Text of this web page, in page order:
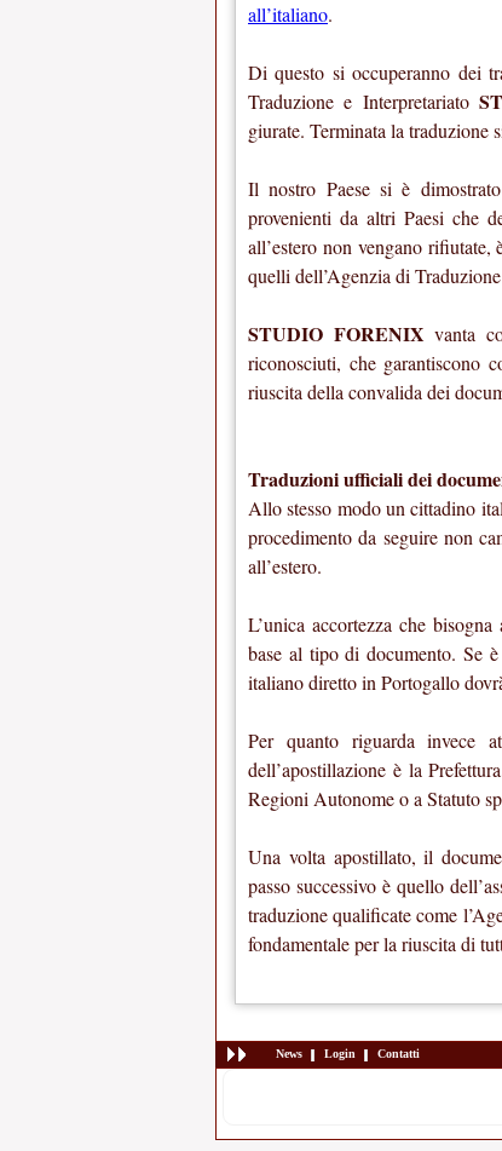
all’italiano.
Di questo si occuperanno dei
Traduzione e Interpretariato
giurate. Terminata la traduzione
Il nostro Paese si è
provenienti da altri Paesi che
all’estero non vengano
quelli dell’Agenzia di
STUDIO FORENIX vanta
riconosciuti, che garantiscono
riuscita della convalida dei
Traduzioni ufficiali dei
Allo stesso modo un cittadino
procedimento da seguire non
all’estero.
L’unica accortezza che
base al tipo di documento. Se
italiano diretto in Portogallo
Per quanto riguarda invece
dell’apostillazione è la
Regioni Autonome o a Statuto
Una volta apostillato, il
passo successivo è quello
traduzione qualificate come
fondamentale per la riuscita di
News Login Contatti